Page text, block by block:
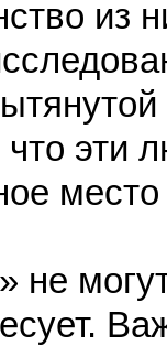
из
эти
не